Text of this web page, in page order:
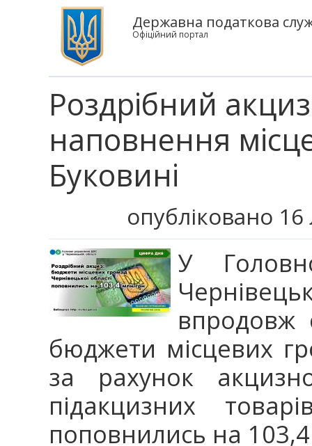
Державна податкова
Офіційний портал
Роздрібний
наповнення
Буковині
опубліковано
У
впродовж
бюджети місцевих
за рахунок
підакцизних
поповнились на